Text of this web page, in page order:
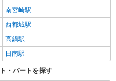
南宮崎駅
西都城駅
高鍋駅
日南駅
・パートを探す